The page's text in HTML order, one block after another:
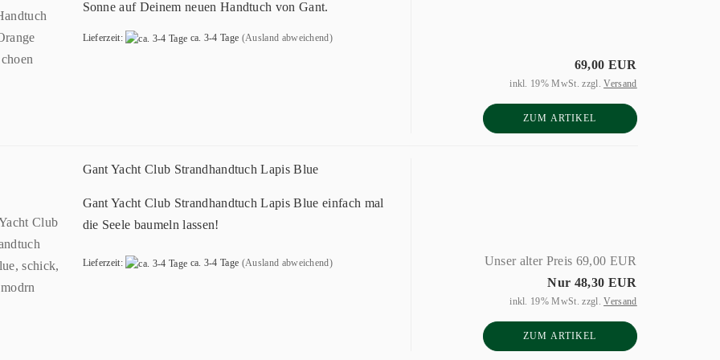
Sonne auf Deinem neuen Handtuch von Gant.
Lieferzeit: ca. 3-4 Tage (Ausland abweichend)
69,00 EUR
inkl. 19% MwSt. zzgl.Versand
ZUM ARTIKEL
Gant Yacht Club Strandhandtuch Lapis Blue
Gant Yacht Club Strandhandtuch Lapis Blue einfach mal
die Seele baumeln lassen!
Lieferzeit: ca. 3-4 Tage (Ausland abweichend)
Unser alter Preis 69,00 EUR
Nur 48,30 EUR
inkl. 19% MwSt. zzgl.Versand
ZUM ARTIKEL